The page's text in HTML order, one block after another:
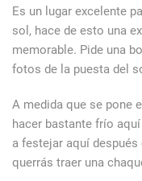
Es un lugar excelente
sol, hace de esto una
memorable. Pide una
fotos de la puesta del
A medida que se pone
hacer bastante frío
a festejar aquí
querrás traer una